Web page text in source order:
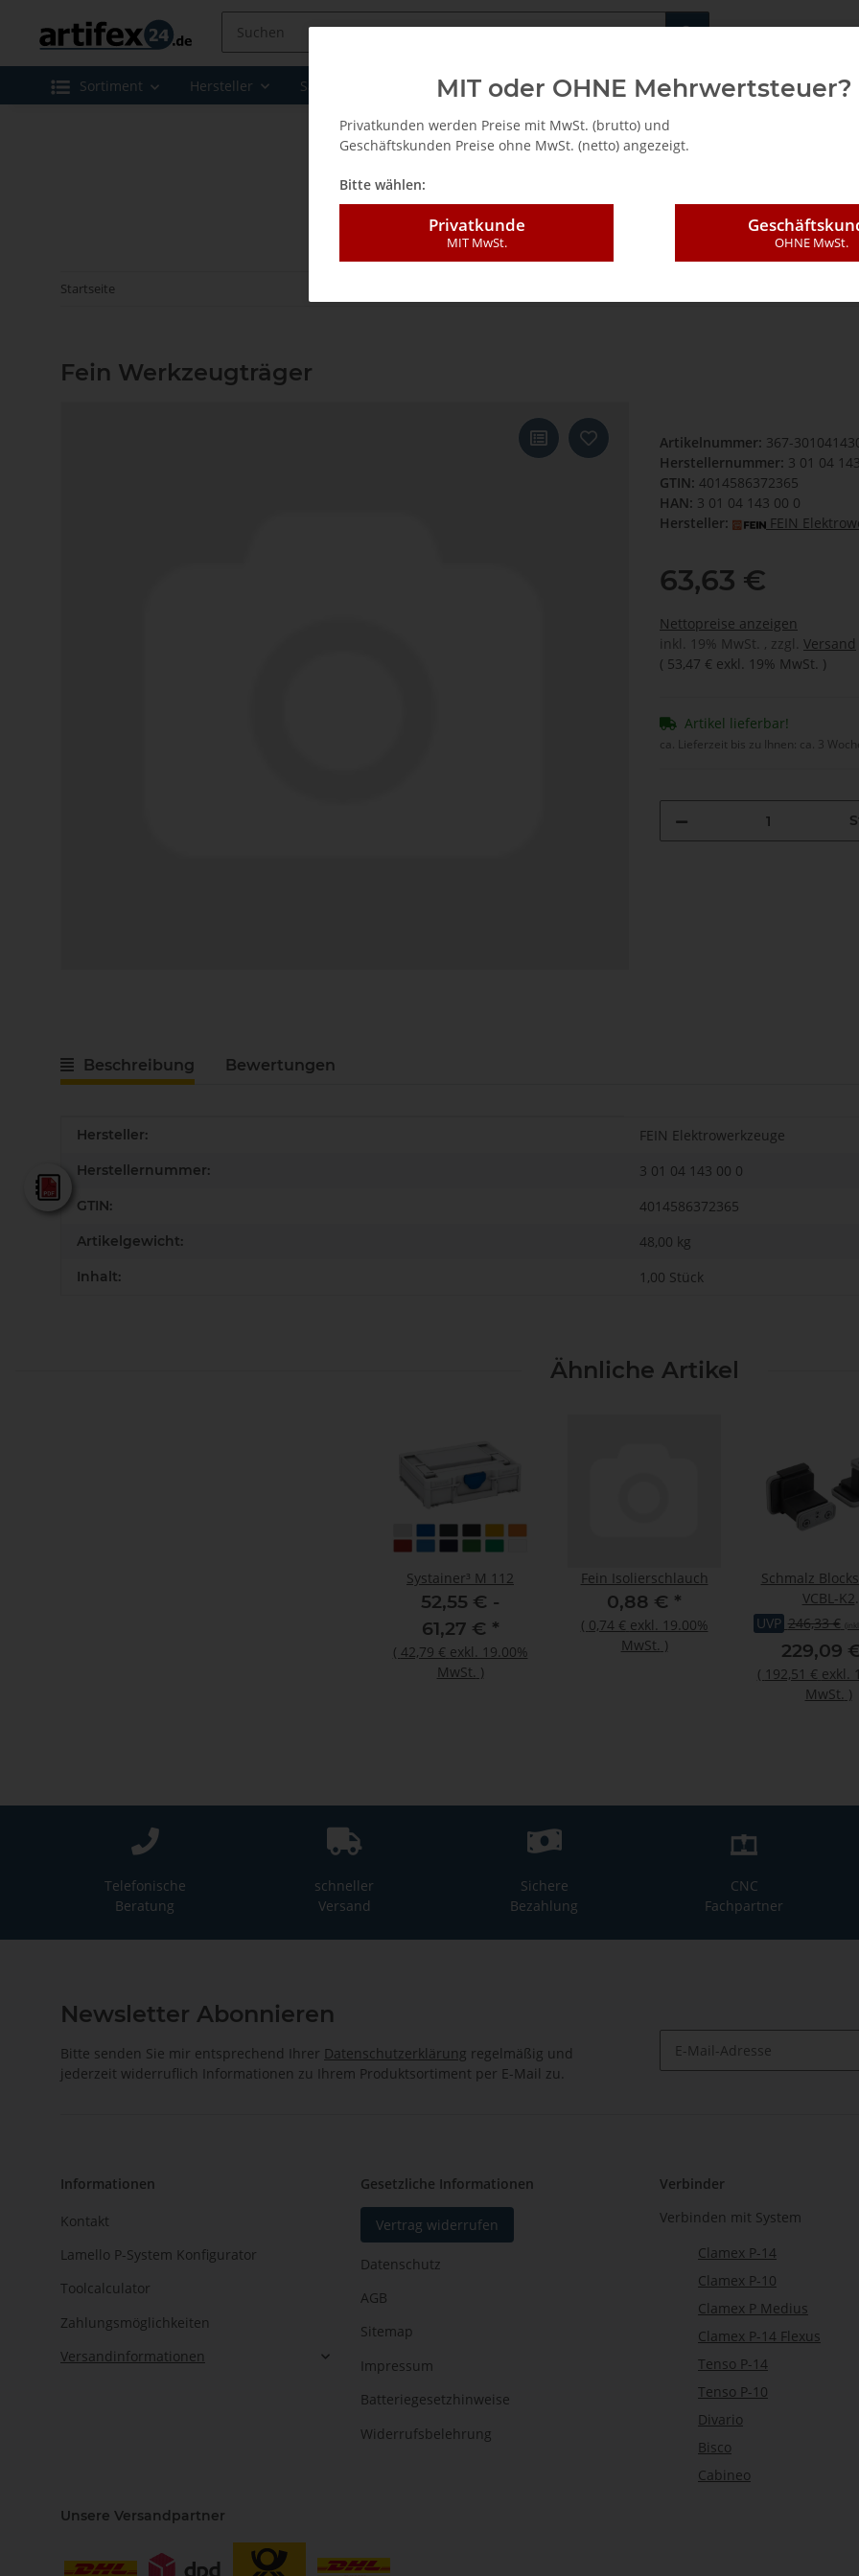
Fachshop für
Sortiment Hersteller Sale Leasing / Mietkauf
Startseite
Fein Werkzeugträger
Artikelnummer: 367-
Herstellernummer: 3 01 04
GTIN: 4014586372365
HAN: 3 01 04 143 00 0
Hersteller:
FEIN
63,63 €
Nettopreise anzeigen
inkl. 19% MwSt. , zzgl. Versand
( 53,47 € exkl. 19% MwSt. )
Artikel lieferbar!
ca. Lieferzeit bis zu Ihnen: ca. 3
Beschreibung Bewertungen
Produkteigenschaft
Wert
Hersteller: FEIN Elektrowerkzeuge
Herstellernummer: 3 01 04 143 00 0
GTIN: 4014586372365
Artikelgewicht: 48,00 kg
Inhalt: 1,00 Stück
Ähnliche Artikel
Systainer³ M 112
52,55 € -
61,27 € *
( 42,79 € exkl. 19.00%
MwSt. )
Fein Isolierschlauch
0,88 € *
( 0,74 € exkl. 19.00%
MwSt. )
Schmalz
VCBL-K2
120x50x125mm
UVP 246,33 €
229,09
( 192,51 € exkl.
MwSt. )
Telefonische
Beratung
schneller
Versand
Sichere
Bezahlung
CNC
Fachpartner
Newsletter Abonnieren
Bitte senden Sie mir entsprechend Ihrer Datenschutzerklärung regelmäßig und
jederzeit widerruflich Informationen zu Ihrem Produktsortiment per E-Mail zu.
Informationen
Kontakt
Lamello P-System Konfigurator
Toolcalculator
Zahlungsmöglichkeiten
Versandinformationen
Gesetzliche Informationen
Vertrag widerrufen
Datenschutz
AGB
Sitemap
Impressum
Batteriegesetzhinweise
Widerrufsbelehrung
Verbinder
Verbinden mit System
Clamex P-14
Clamex P-10
Clamex P Medius
Clamex P-14 Flexus
Tenso P-14
Tenso P-10
Divario
Bisco
Cabineo
Unsere Versandpartner
MIT oder OHNE Mehrwertsteuer?
Privatkunden werden Preise mit MwSt. (brutto) und
Geschäftskunden Preise ohne MwSt. (netto) angezeigt.
Bitte wählen:
Privatkunde
MIT MwSt. OHNE MwSt.